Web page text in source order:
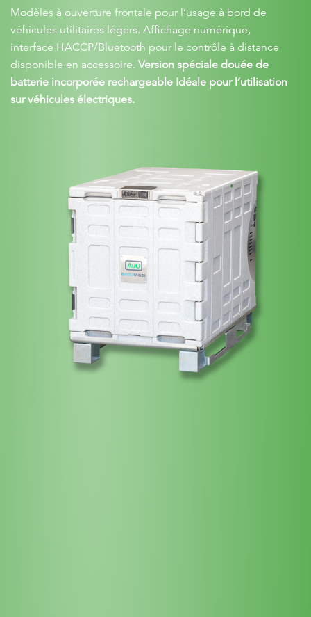
Modèles à ouverture frontale pour l’usage à bord de
véhicules utilitaires légers. Affichage numérique,
interface HACCP/Bluetooth pour le contrôle à distance
disponible en accessoire. Version spéciale douée de
batterie incorporée rechargeable Idéale pour l’utilisation
sur véhicules électriques.